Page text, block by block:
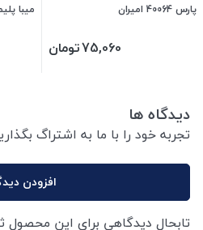
پارس 40064 امیران
75,060تومان
میبا
دیدگاه ها
تجربه خود را با ما به اشتراگ
افزودن
تابحال دیدگاهی برای این